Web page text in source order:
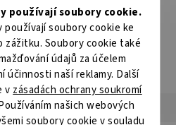
používají soubory cookie.
soubory cookie ke
zážitku. Soubory cookie také
údajů za účelem
účinnosti naší reklamy. Další
v zásadách ochrany soukromí
našich webových
soubory cookie v souladu
Do košíku
SOUVISEJÍCÍ PRODUKTY